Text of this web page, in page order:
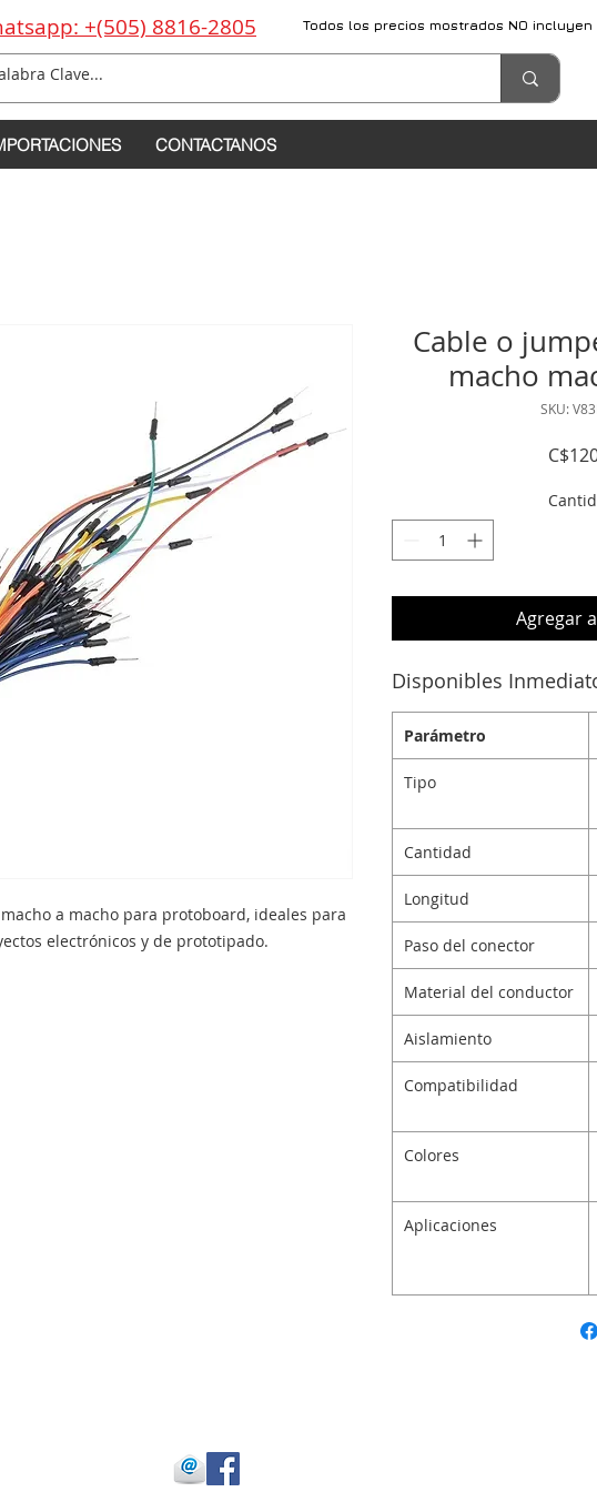
+(505) 8816-2805 Todos los precios mostrados NO incluyen
CONTACTANOS
a macho para protoboard, ideales para
electrónicos y de prototipado.
Cable o
macho
SKU:
Agregar
Disponibles
Parámetro
Tipo
Cantidad
Longitud
Paso del conector
Material del conductor
Aislamiento
Compatibilidad
Colores
Aplicaciones